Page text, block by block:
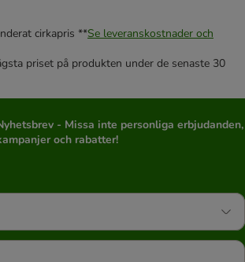
cirkapris **Se leveranskostnader och
priset på produkten under de senaste 30
- Missa inte personliga erbjudanden,
och rabatter!